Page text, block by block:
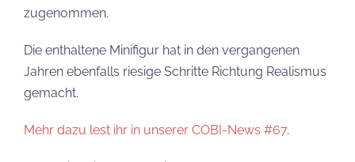
zugenommen.
Die enthaltene Minifigur hat in den vergangenen
Jahren ebenfalls riesige Schritte Richtung Realismus
gemacht.
Mehr dazu lest ihr in unserer COBI-News #67.